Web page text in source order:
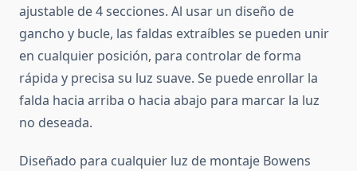
ajustable de 4 secciones. Al usar un diseño de
gancho y bucle, las faldas extraíbles se pueden unir
en cualquier posición, para controlar de forma
rápida y precisa su luz suave. Se puede enrollar la
falda hacia arriba o hacia abajo para marcar la luz
no deseada.
Diseñado para cualquier luz de montaje Bowens